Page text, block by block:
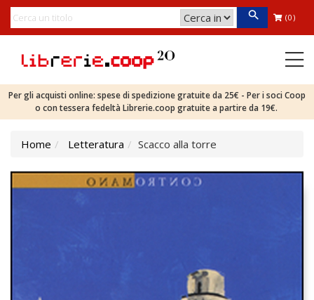
(0)
Per gli acquisti online: spese di spedizione gratuite da 25€ - Per i soci Coop
o con tessera fedeltà Librerie.coop gratuite a partire da 19€.
Home Letteratura Scacco alla torre